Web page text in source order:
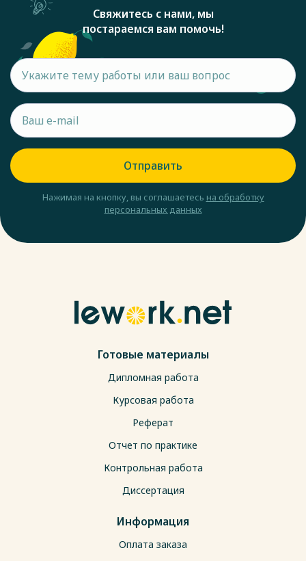
Свяжитесь с нами, мы
постараемся вам помочь!
Отправить
Нажимая на кнопку, вы соглашаетесь на обработку
персональных данных
Готовые материалы
Дипломная работа
Курсовая работа
Реферат
Отчет по практике
Контрольная работа
Диссертация
Информация
Оплата заказа